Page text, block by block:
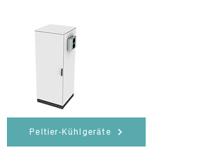
Peltier-Kühlgeräte